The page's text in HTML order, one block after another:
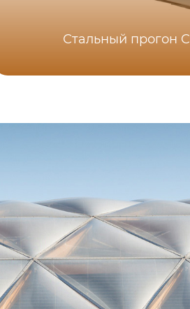
Стальный прогон C